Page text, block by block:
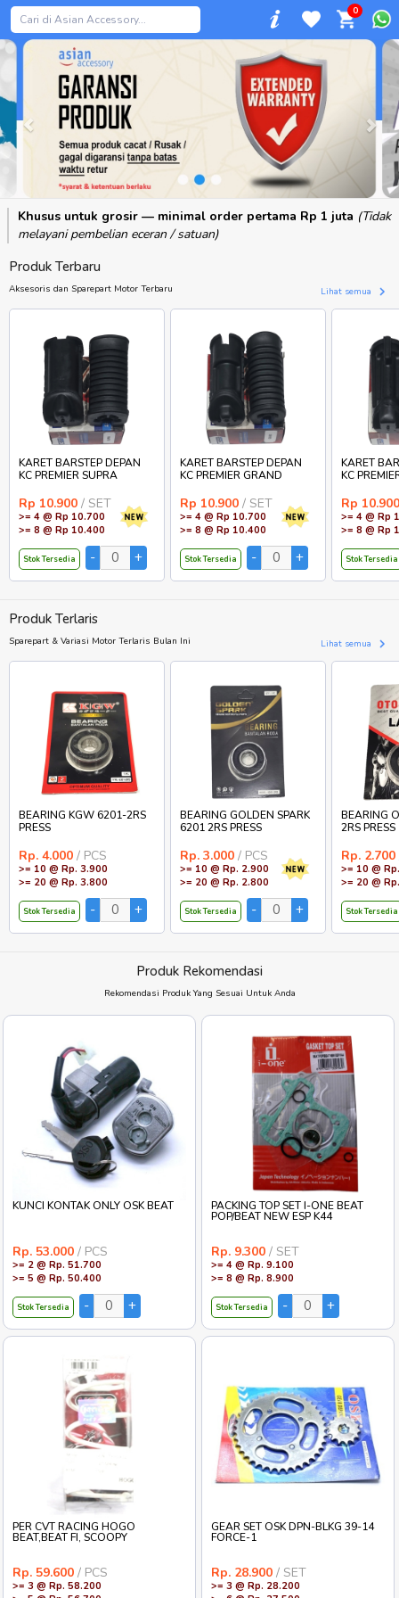
0
Previous
Khusus untuk grosir — minimal order pertama Rp 1 juta (Tidak
melayani pembelian eceran / satuan)
Produk Terbaru
Aksesoris dan Sparepart Motor Terbaru Lihat semua
KARET BARSTEP DEPAN
KC PREMIER SUPRA
Rp 10.900 / SET
>= 4 @ Rp 10.700
>= 8 @ Rp 10.400
Stok Tersedia
KARET BARSTEP DEPAN
KC PREMIER GRAND
Rp 10.900 / SET
>= 4 @ Rp 10.700
>= 8 @ Rp 10.400
Stok Tersedia
KARET
KC
Rp 10.900
>= 4 @ Rp
>= 8 @ Rp
Stok Tersedia
Produk Terlaris
Sparepart & Variasi Motor Terlaris Bulan Ini Lihat semua
BEARING KGW 6201-2RS
PRESS
Rp. 4.000 / PCS
>= 10 @ Rp. 3.900
>= 20 @ Rp. 3.800
Stok Tersedia
BEARING GOLDEN SPARK
6201 2RS PRESS
Rp. 3.000 / PCS
>= 10 @ Rp. 2.900
>= 20 @ Rp. 2.800
Stok Tersedia
BEARING
2RS PRESS
Rp. 2.700
>= 10 @
>= 20 @
Stok Tersedia
Produk Rekomendasi
Rekomendasi Produk Yang Sesuai Untuk Anda
KUNCI KONTAK ONLY OSK BEAT
Rp. 53.000 / PCS
>= 2 @ Rp. 51.700
>= 5 @ Rp. 50.400
Stok Tersedia
PACKING TOP SET I-ONE BEAT
POP/BEAT NEW ESP K44
Rp. 9.300 / SET
>= 4 @ Rp. 9.100
>= 8 @ Rp. 8.900
Stok Tersedia
PER CVT RACING HOGO
BEAT,BEAT FI, SCOOPY
Rp. 59.600 / PCS
>= 3 @ Rp. 58.200
GEAR SET OSK DPN-BLKG 39-14
FORCE-1
Rp. 28.900 / SET
>= 3 @ Rp. 28.200